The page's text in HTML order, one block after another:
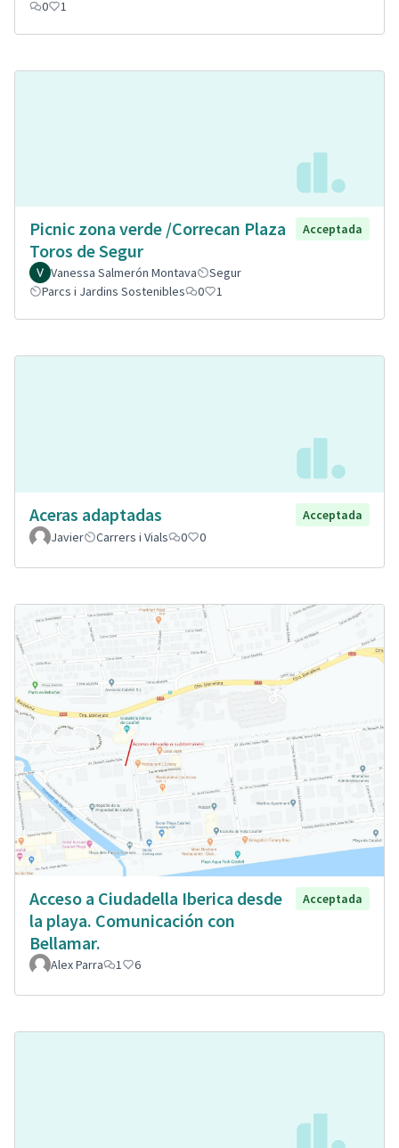
0
1
Picnic zona verde /Correcan Plaza
Toros de Segur
Acceptada
Vanessa Salmerón Montava
Segur
Parcs i Jardins Sostenibles
0 1
Aceras adaptadas
Acceptada
Javier
Carrers i Vials 0 0
Acceso a Ciudadella Iberica desde
la playa. Comunicación con
Bellamar.
Acceptada
Alex Parra 1 6